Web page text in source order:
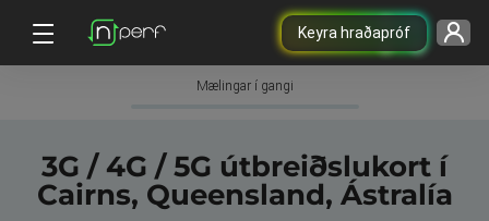
Keyra hraðapróf
Mælingar í gangi
3G / 4G / 5G útbreiðslukort í
Cairns, Queensland, Ástralía